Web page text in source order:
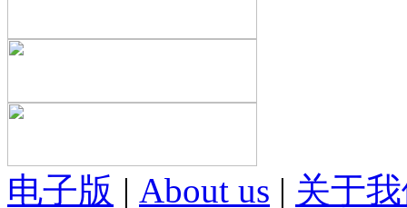
电子版 | About us | 关于